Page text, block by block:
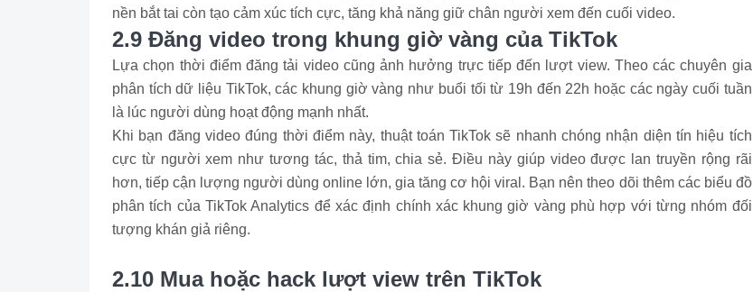
nền bắt tai còn tạo cảm xúc tích cực, tăng khả năng giữ chân người xem đến cuối video.
2.9 Đăng video trong khung giờ vàng của TikTok
Lựa chọn thời điểm đăng tải video cũng ảnh hưởng trực tiếp đến lượt view. Theo các chuyên gia
phân tích dữ liệu TikTok, các khung giờ vàng như buổi tối từ 19h đến 22h hoặc các ngày cuối tuần
là lúc người dùng hoạt động mạnh nhất.
Khi bạn đăng video đúng thời điểm này, thuật toán TikTok sẽ nhanh chóng nhận diện tín hiệu tích
cực từ người xem như tương tác, thả tim, chia sẻ. Điều này giúp video được lan truyền rộng rãi
hơn, tiếp cận lượng người dùng online lớn, gia tăng cơ hội viral. Bạn nên theo dõi thêm các biểu đồ
phân tích của TikTok Analytics để xác định chính xác khung giờ vàng phù hợp với từng nhóm đối
tượng khán giả riêng.
2.10 Mua hoặc hack lượt view trên TikTok